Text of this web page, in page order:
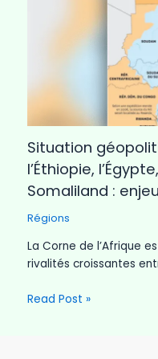
Situation
l’Éthiopie,
Somaliland :
Régions
La Corne de l’Afrique
rivalités croissantes
Read Post »